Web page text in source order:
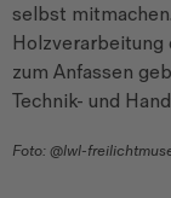
selbst
Holzverarbeitung
zum Anfassen
Technik- und
Foto: @lwl-